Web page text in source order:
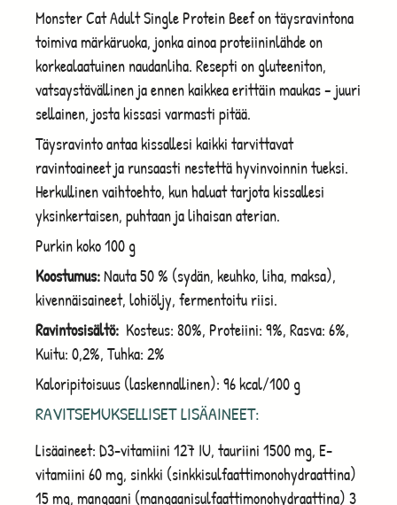
Monster Cat Adult Single Protein Beef on täysravintona
toimiva märkäruoka, jonka ainoa proteiininlähde on
korkealaatuinen naudanliha. Resepti on gluteeniton,
vatsaystävällinen ja ennen kaikkea erittäin maukas – juuri
sellainen, josta kissasi varmasti pitää.
Täysravinto antaa kissallesi kaikki tarvittavat
ravintoaineet ja runsaasti nestettä hyvinvoinnin tueksi.
Herkullinen vaihtoehto, kun haluat tarjota kissallesi
yksinkertaisen, puhtaan ja lihaisan aterian.
Purkin koko 100 g
Koostumus:Nauta 50 % (sydän, keuhko, liha, maksa),
kivennäisaineet, lohiöljy, fermentoitu riisi.
Ravintosisältö: Kosteus: 80%, Proteiini: 9%, Rasva: 6%,
Kuitu: 0,2%, Tuhka: 2%
Kaloripitoisuus (laskennallinen): 96 kcal/100 g
RAVITSEMUKSELLISET LISÄAINEET:
Lisäaineet: D3-vitamiini 127 IU, tauriini 1500 mg, E-
vitamiini 60 mg, sinkki (sinkkisulfaattimonohydraattina)
15 mg, mangaani (mangaanisulfaattimonohydraattina) 3